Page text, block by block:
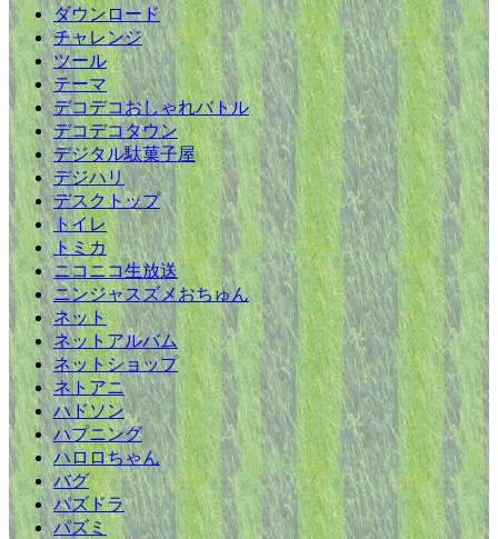
ダウンロード
チャレンジ
ツール
テーマ
デコデコおしゃれバトル
デコデコタウン
デジタル駄菓子屋
デジハリ
デスクトップ
トイレ
トミカ
ニコニコ生放送
ニンジャスズメおちゅん
ネット
ネットアルバム
ネットショップ
ネトアニ
ハドソン
ハプニング
ハロロちゃん
バグ
パズドラ
パズミ